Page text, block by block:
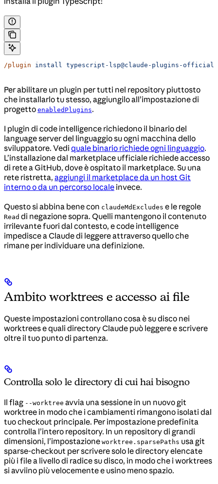
/plugin install typescript-lsp@claude-plugins-official
Per abilitare un plugin per tutti nel repository piuttosto
che installarlo tu stesso, aggiungilo all’impostazione di
progetto enabledPlugins.
I plugin di code intelligence richiedono il binario del
language server del linguaggio su ogni macchina dello
sviluppatore. Vedi quale binario richiede ogni linguaggio.
L’installazione dal marketplace ufficiale richiede accesso
di rete a GitHub, dove è ospitato il marketplace. Su una
rete ristretta, aggiungi il marketplace da un host Git
interno o da un percorso locale invece.
Questo si abbina bene con claudeMdExcludes e le regole
Read di negazione sopra. Quelli mantengono il contenuto
irrilevante fuori dal contesto, e code intelligence
impedisce a Claude di leggere attraverso quello che
rimane per individuare una definizione.
Ambito worktrees e accesso ai file
Queste impostazioni controllano cosa è su disco nei
worktrees e quali directory Claude può leggere e scrivere
oltre il tuo punto di partenza.
Controlla solo le directory di cui hai bisogno
Il flag --worktree avvia una sessione in un nuovo git
worktree in modo che i cambiamenti rimangono isolati dal
tuo checkout principale. Per impostazione predefinita
controlla l’intero repository. In un repository di grandi
dimensioni, l’impostazione worktree.sparsePaths usa git
sparse-checkout per scrivere solo le directory elencate
più i file a livello di radice su disco, in modo che i worktrees
si avviino più velocemente e usino meno spazio.